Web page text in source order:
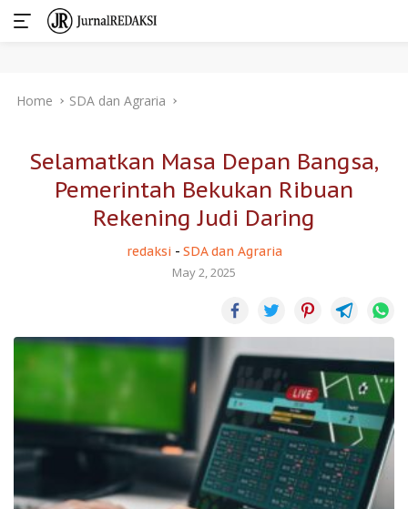
Home SDA dan Agraria
Selamatkan Masa Depan Bangsa,
Pemerintah Bekukan Ribuan
Rekening Judi Daring
redaksi - SDA dan Agraria
May 2, 2025